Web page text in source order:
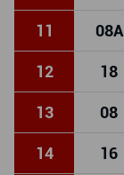
11 08A
12 18
13 08
14 16